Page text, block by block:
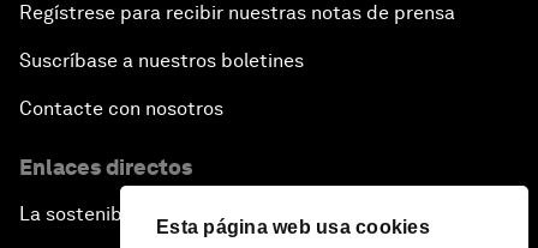
Esta página web usa cookies
Regístrese para recibir nuestras notas de prensa
Suscríbase a nuestros boletines
Contacte con nosotros
Enlaces directos
La sostenibilidad en el Foro